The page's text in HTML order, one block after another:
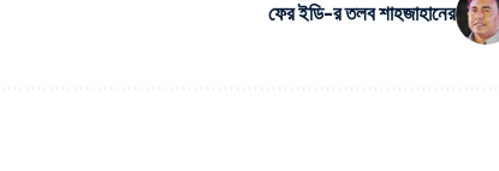
ফের ইডি-র তলব শাহজাহানের